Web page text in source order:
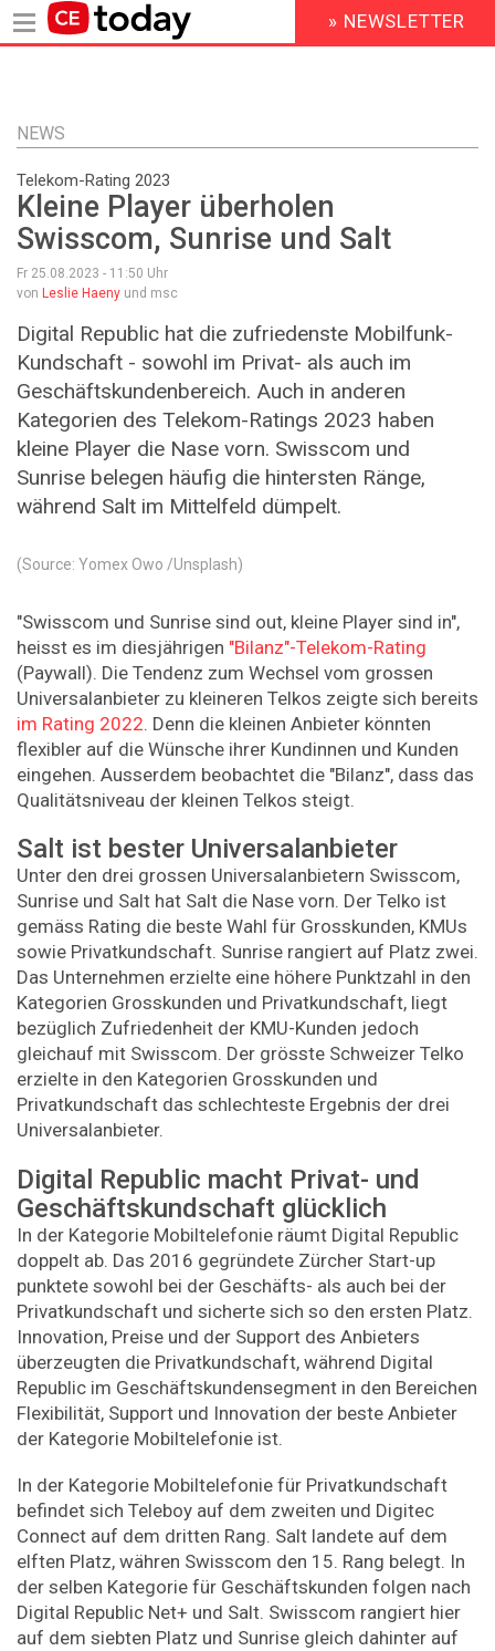
Inhalt
HEADER
MENU
» NEWSLETTER
NEWS
Telekom-Rating 2023
Kleine Player überholen
Swisscom, Sunrise und Salt
Fr 25.08.2023 - 11:50 Uhr
von Leslie Haeny und msc
Digital Republic hat die zufriedenste Mobilfunk-
Kundschaft - sowohl im Privat- als auch im
Geschäftskundenbereich. Auch in anderen
Kategorien des Telekom-Ratings 2023 haben
kleine Player die Nase vorn. Swisscom und
Sunrise belegen häufig die hintersten Ränge,
während Salt im Mittelfeld dümpelt.
(Source: Yomex Owo /Unsplash)
"Swisscom und Sunrise sind out, kleine Player sind in",
heisst es im diesjährigen "Bilanz"-Telekom-Rating
(Paywall). Die Tendenz zum Wechsel vom grossen
Universalanbieter zu kleineren Telkos zeigte sich bereits
im Rating 2022. Denn die kleinen Anbieter könnten
flexibler auf die Wünsche ihrer Kundinnen und Kunden
eingehen. Ausserdem beobachtet die "Bilanz", dass das
Qualitätsniveau der kleinen Telkos steigt.
Salt ist bester Universalanbieter
Unter den drei grossen Universalanbietern Swisscom,
Sunrise und Salt hat Salt die Nase vorn. Der Telko ist
gemäss Rating die beste Wahl für Grosskunden, KMUs
sowie Privatkundschaft. Sunrise rangiert auf Platz zwei.
Das Unternehmen erzielte eine höhere Punktzahl in den
Kategorien Grosskunden und Privatkundschaft, liegt
bezüglich Zufriedenheit der KMU-Kunden jedoch
gleichauf mit Swisscom. Der grösste Schweizer Telko
erzielte in den Kategorien Grosskunden und
Privatkundschaft das schlechteste Ergebnis der drei
Universalanbieter.
Digital Republic macht Privat- und
Geschäftskundschaft glücklich
In der Kategorie Mobiltelefonie räumt Digital Republic
doppelt ab. Das 2016 gegründete Zürcher Start-up
punktete sowohl bei der Geschäfts- als auch bei der
Privatkundschaft und sicherte sich so den ersten Platz.
Innovation, Preise und der Support des Anbieters
überzeugten die Privatkundschaft, während Digital
Republic im Geschäftskundensegment in den Bereichen
Flexibilität, Support und Innovation der beste Anbieter
der Kategorie Mobiltelefonie ist.
In der Kategorie Mobiltelefonie für Privatkundschaft
befindet sich Teleboy auf dem zweiten und Digitec
Connect auf dem dritten Rang. Salt landete auf dem
elften Platz, währen Swisscom den 15. Rang belegt. In
der selben Kategorie für Geschäftskunden folgen nach
Digital Republic Net+ und Salt. Swisscom rangiert hier
auf dem siebten Platz und Sunrise gleich dahinter auf